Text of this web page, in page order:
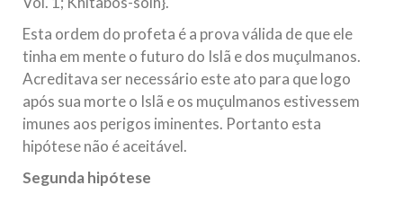
Esta ordem do profeta é a prova válida de que ele
tinha em mente o futuro do Islã e dos muçulmanos.
Acreditava ser necessário este ato para que logo
após sua morte o Islã e os muçulmanos estivessem
imunes aos perigos iminentes. Portanto esta
hipótese não é aceitável.
Segunda hipótese